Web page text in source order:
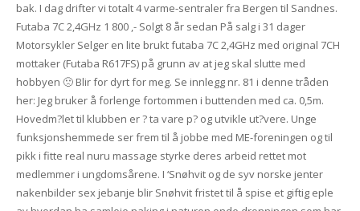
bak. I dag drifter vi totalt 4 varme-sentraler fra Bergen til Sandnes.
Futaba 7C 2,4GHz 1 800 ,- Solgt 8 år sedan På salg i 31 dager
Motorsykler Selger en lite brukt futaba 7C 2,4GHz med original 7CH
mottaker (Futaba R617FS) på grunn av at jeg skal slutte med
hobbyen 🙁 Blir for dyrt for meg. Se innlegg nr. 81 i denne tråden
her: Jeg bruker å forlenge fortommen i buttenden med ca. 0,5m.
Hovedm?let til klubben er ? ta vare p? og utvikle ut?vere. Unge
funksjonshemmede ser frem til å jobbe med ME-foreningen og til
pikk i fitte real nuru massage styrke deres arbeid rettet mot
medlemmer i ungdomsårene. I ‘Snøhvit og de syv norske jenter
nakenbilder sex jebanje blir Snøhvit fristet til å spise et giftig eple